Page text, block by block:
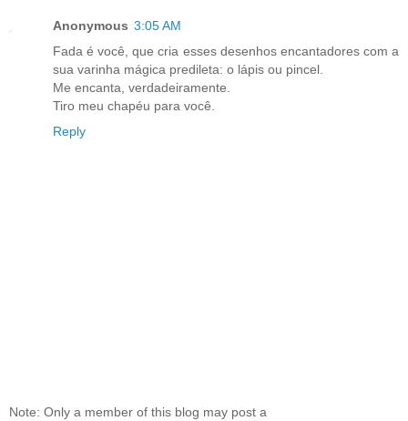
Anonymous 3:05 AM
Fada é você, que cria esses desenhos encantadores com a
sua varinha mágica predileta: o lápis ou pincel.
Me encanta, verdadeiramente.
Tiro meu chapéu para você.
Reply
Note: Only a member of this blog may post a